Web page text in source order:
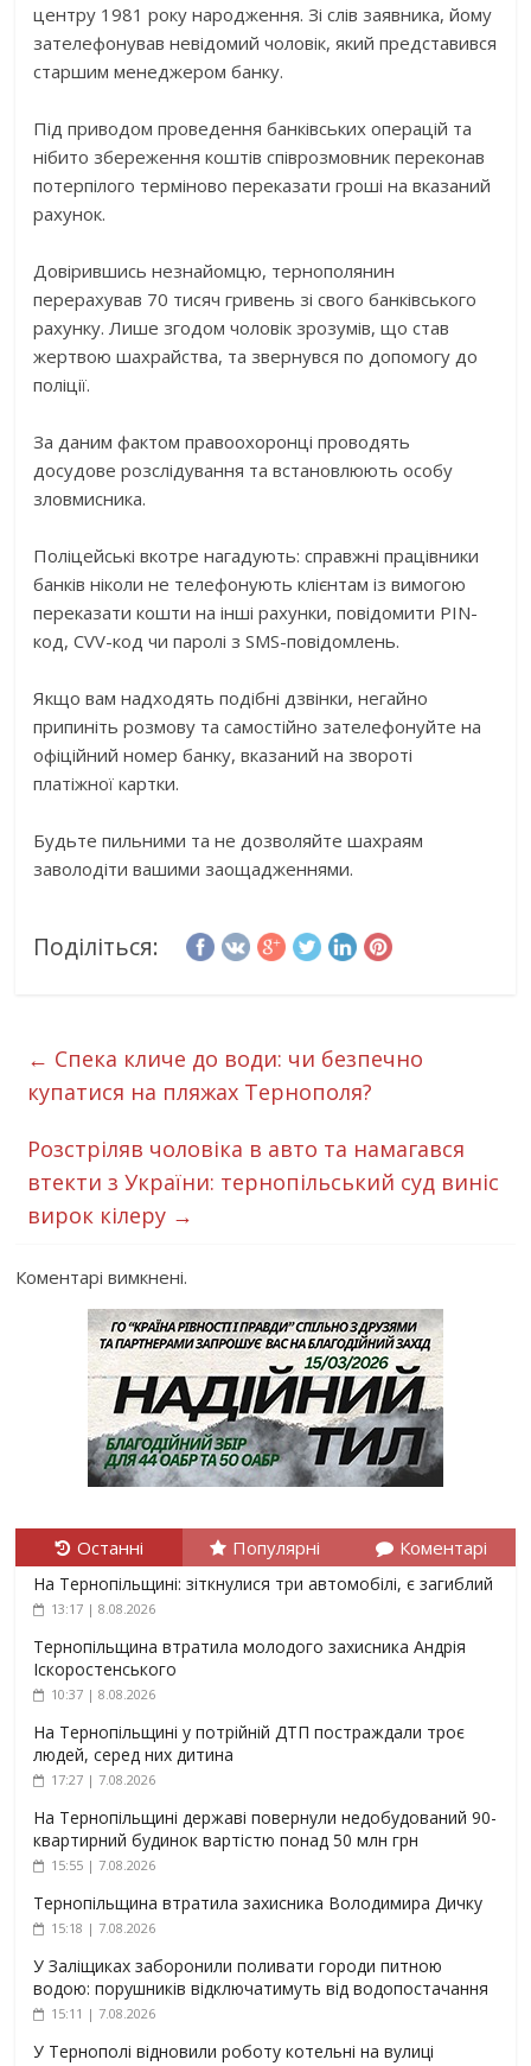
центру 1981 року народження. Зі слів заявника, йому
зателефонував невідомий чоловік, який представився
старшим менеджером банку.
Під приводом проведення банківських операцій та
нібито збереження коштів співрозмовник переконав
потерпілого терміново переказати гроші на вказаний
рахунок.
Довірившись незнайомцю, тернополянин
перерахував 70 тисяч гривень зі свого банківського
рахунку. Лише згодом чоловік зрозумів, що став
жертвою шахрайства, та звернувся по допомогу до
поліції.
За даним фактом правоохоронці проводять
досудове розслідування та встановлюють особу
зловмисника.
Поліцейські вкотре нагадують: справжні працівники
банків ніколи не телефонують клієнтам із вимогою
переказати кошти на інші рахунки, повідомити PIN-
код, CVV-код чи паролі з SMS-повідомлень.
Якщо вам надходять подібні дзвінки, негайно
припиніть розмову та самостійно зателефонуйте на
офіційний номер банку, вказаний на звороті
платіжної картки.
Будьте пильними та не дозволяйте шахраям
заволодіти вашими заощадженнями.
Поділіться:
← Спека кличе до води: чи безпечно
купатися на пляжах Тернополя?
Розстріляв чоловіка в авто та намагався
втекти з України: тернопільський суд виніс
вирок кілеру →
Коментарі вимкнені.
Останні Популярні Коментарі
На Тернопільщині: зіткнулися три автомобілі, є загиблий
13:17 | 8.08.2026
Тернопільщина втратила молодого захисника Андрія
Іскоростенського
10:37 | 8.08.2026
На Тернопільщині у потрійній ДТП постраждали троє
людей, серед них дитина
17:27 | 7.08.2026
На Тернопільщині державі повернули недобудований 90-
квартирний будинок вартістю понад 50 млн грн
15:55 | 7.08.2026
Тернопільщина втратила захисника Володимира Дичку
15:18 | 7.08.2026
У Заліщиках заборонили поливати городи питною
водою: порушників відключатимуть від водопостачання
15:11 | 7.08.2026
У Тернополі відновили роботу котельні на вулиці